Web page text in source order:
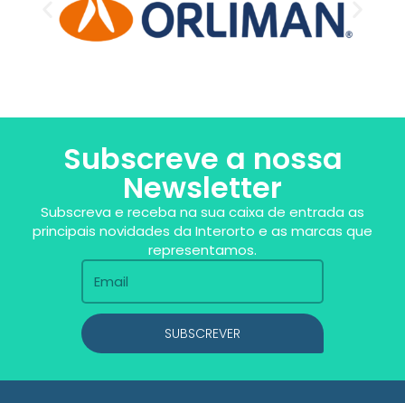
Subscreve a nossa
Newsletter
Subscreva e receba na sua caixa de entrada as
principais novidades da Interorto e as marcas que
representamos.
SUBSCREVER